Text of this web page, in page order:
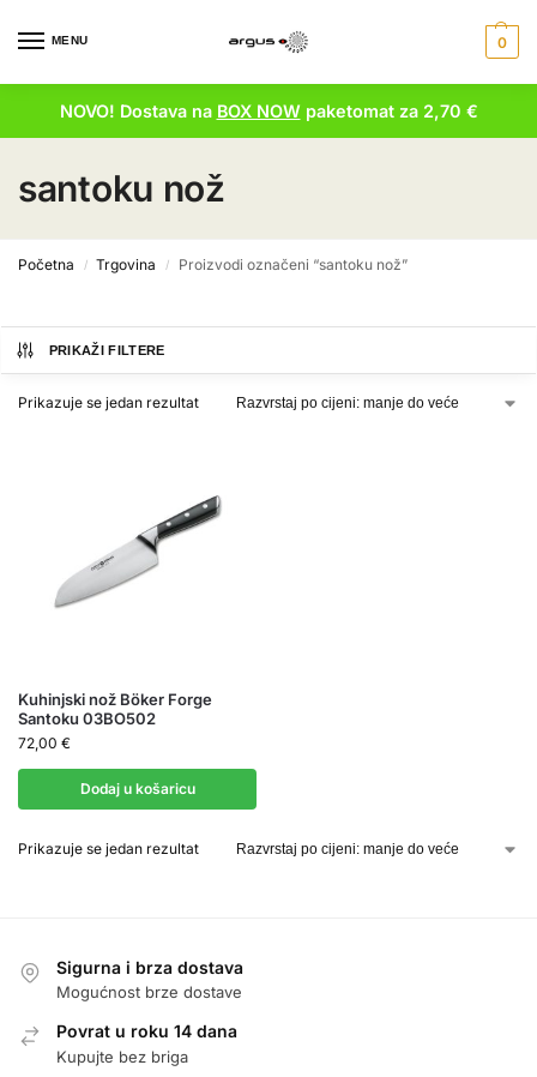
MENU 0
NOVO! Dostava na BOX NOWpaketomat za 2,70 €
santoku nož
Početna / Trgovina / Proizvodi označeni “santoku nož”
PRIKAŽI FILTERE
Prikazuje se jedan rezultat
Kuhinjski nož Böker Forge
Santoku 03BO502
72,00 €
Dodaj u košaricu
Prikazuje se jedan rezultat
Sigurna i brza dostava
Mogućnost brze dostave
Povrat u roku 14 dana
Kupujte bez briga